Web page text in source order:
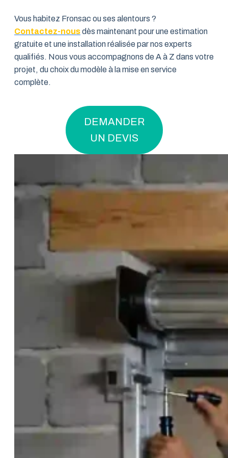
Vous habitez Fronsac ou ses alentours ?
Contactez-nousdès maintenant pour une estimation
gratuite et une installation réalisée par nos experts
qualifiés. Nous vous accompagnons de A à Z dans votre
projet, du choix du modèle à la mise en service
complète.
DEMANDER
UN DEVIS